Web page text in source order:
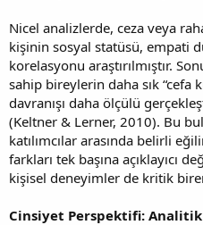
Nicel analizlerde, ceza veya
kişinin sosyal statüsü, empati
korelasyonu araştırılmıştır.
sahip bireylerin daha sık “cefa
davranışı daha ölçülü
(Keltner & Lerner, 2010). Bu
katılımcılar arasında belirli
farkları tek başına açıklayıcı
kişisel deneyimler de kritik
Cinsiyet Perspektifi: Analitik